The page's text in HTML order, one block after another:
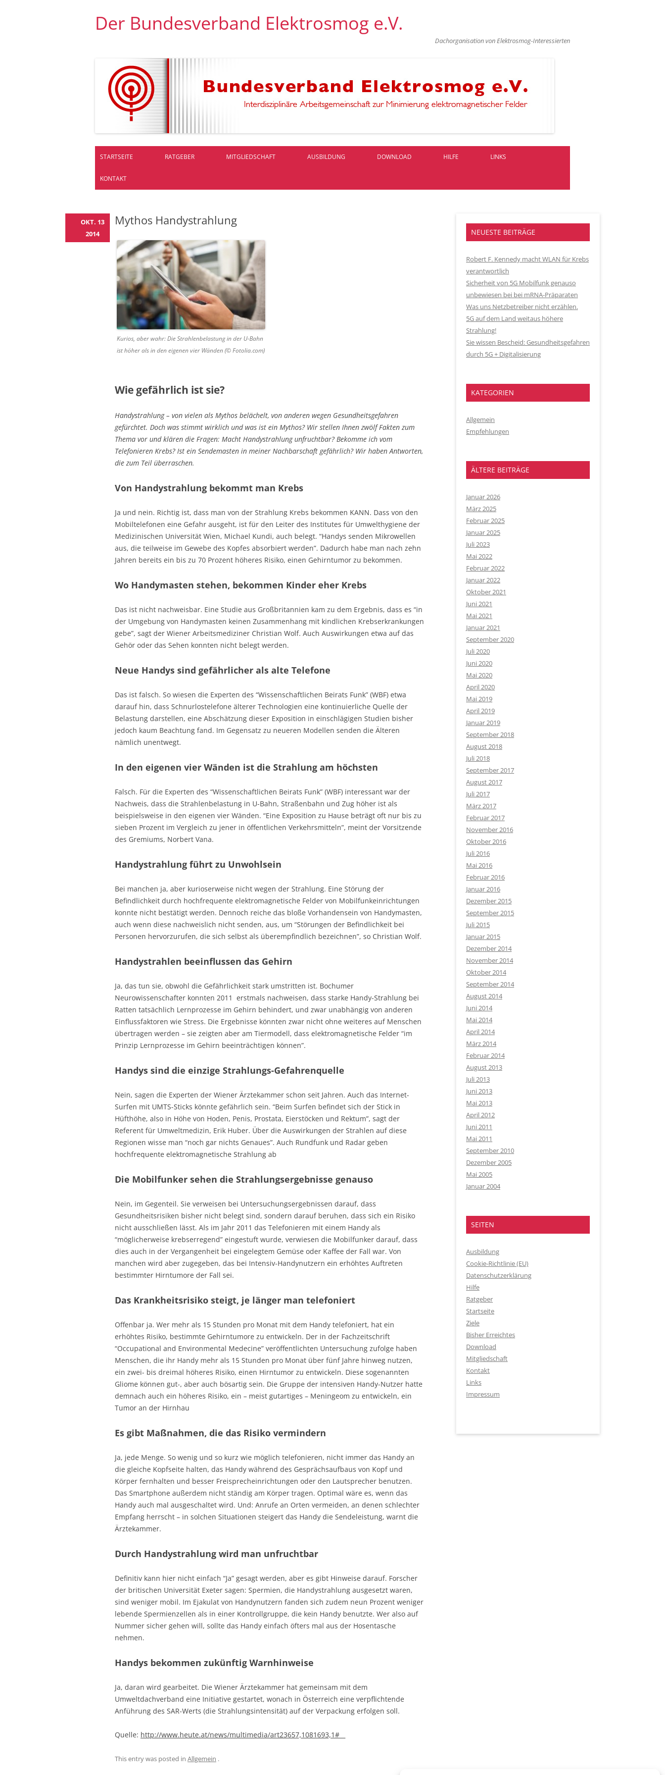
Der Bundesverband Elektrosmog e.V.
Dachorganisation von Elektrosmog-Interessierten
Skip
to
STARTSEITE RATGEBER MITGLIEDSCHAFT AUSBILDUNG DOWNLOAD HILFE LINKS
KONTAKT
Mythos Handystrahlung
Kurios, aber wahr: Die Strahlenbelastung in der U-Bahn
ist höher als in den eigenen vier Wänden (© Fotolia.com)
Wie gefährlich ist sie?
Handystrahlung – von vielen als Mythos belächelt, von anderen wegen Gesundheitsgefahren
gefürchtet. Doch was stimmt wirklich und was ist ein Mythos? Wir stellen Ihnen zwölf Fakten zum
Thema vor und klären die Fragen: Macht Handystrahlung unfruchtbar? Bekomme ich vom
Telefonieren Krebs? Ist ein Sendemasten in meiner Nachbarschaft gefährlich? Wir haben Antworten,
die zum Teil überraschen.
Von Handystrahlung bekommt man Krebs
Ja und nein. Richtig ist, dass man von der Strahlung Krebs bekommen KANN. Dass von den
Mobiltelefonen eine Gefahr ausgeht, ist für den Leiter des Institutes für Umwelthygiene der
Medizinischen Universität Wien, Michael Kundi, auch belegt. “Handys senden Mikrowellen
aus, die teilweise im Gewebe des Kopfes absorbiert werden”. Dadurch habe man nach zehn
Jahren bereits ein bis zu 70 Prozent höheres Risiko, einen Gehirntumor zu bekommen.
Wo Handymasten stehen, bekommen Kinder eher Krebs
Das ist nicht nachweisbar. Eine Studie aus Großbritannien kam zu dem Ergebnis, dass es “in
der Umgebung von Handymasten keinen Zusammenhang mit kindlichen Krebserkrankungen
gebe”, sagt der Wiener Arbeitsmediziner Christian Wolf. Auch Auswirkungen etwa auf das
Gehör oder das Sehen konnten nicht belegt werden.
Neue Handys sind gefährlicher als alte Telefone
Das ist falsch. So wiesen die Experten des “Wissenschaftlichen Beirats Funk” (WBF) etwa
darauf hin, dass Schnurlostelefone älterer Technologien eine kontinuierliche Quelle der
Belastung darstellen, eine Abschätzung dieser Exposition in einschlägigen Studien bisher
jedoch kaum Beachtung fand. Im Gegensatz zu neueren Modellen senden die Älteren
nämlich unentwegt.
In den eigenen vier Wänden ist die Strahlung am höchsten
Falsch. Für die Experten des “Wissenschaftlichen Beirats Funk” (WBF) interessant war der
Nachweis, dass die Strahlenbelastung in U-Bahn, Straßenbahn und Zug höher ist als
beispielsweise in den eigenen vier Wänden. “Eine Exposition zu Hause beträgt oft nur bis zu
sieben Prozent im Vergleich zu jener in öffentlichen Verkehrsmitteln”, meint der Vorsitzende
des Gremiums, Norbert Vana.
Handystrahlung führt zu Unwohlsein
Bei manchen ja, aber kurioserweise nicht wegen der Strahlung. Eine Störung der
Befindlichkeit durch hochfrequente elektromagnetische Felder von Mobilfunkeinrichtungen
konnte nicht bestätigt werden. Dennoch reiche das bloße Vorhandensein von Handymasten,
auch wenn diese nachweislich nicht senden, aus, um “Störungen der Befindlichkeit bei
Personen hervorzurufen, die sich selbst als überempfindlich bezeichnen”, so Christian Wolf.
Handystrahlen beeinflussen das Gehirn
Ja, das tun sie, obwohl die Gefährlichkeit stark umstritten ist. Bochumer
Neurowissenschafter konnten 2011 erstmals nachweisen, dass starke Handy-Strahlung bei
Ratten tatsächlich Lernprozesse im Gehirn behindert, und zwar unabhängig von anderen
Einflussfaktoren wie Stress. Die Ergebnisse könnten zwar nicht ohne weiteres auf Menschen
übertragen werden – sie zeigten aber am Tiermodell, dass elektromagnetische Felder “im
Prinzip Lernprozesse im Gehirn beeinträchtigen können”.
Handys sind die einzige Strahlungs-Gefahrenquelle
Nein, sagen die Experten der Wiener Ärztekammer schon seit Jahren. Auch das Internet-
Surfen mit UMTS-Sticks könnte gefährlich sein. “Beim Surfen befindet sich der Stick in
Hüfthöhe, also in Höhe von Hoden, Penis, Prostata, Eierstöcken und Rektum”, sagt der
Referent für Umweltmedizin, Erik Huber. Über die Auswirkungen der Strahlen auf diese
Regionen wisse man “noch gar nichts Genaues”. Auch Rundfunk und Radar geben
hochfrequente elektromagnetische Strahlung ab
Die Mobilfunker sehen die Strahlungsergebnisse genauso
Nein, im Gegenteil. Sie verweisen bei Untersuchungsergebnissen darauf, dass
Gesundheitsrisiken bisher nicht belegt sind, sondern darauf beruhen, dass sich ein Risiko
nicht ausschließen lässt. Als im Jahr 2011 das Telefonieren mit einem Handy als
“möglicherweise krebserregend” eingestuft wurde, verwiesen die Mobilfunker darauf, dass
dies auch in der Vergangenheit bei eingelegtem Gemüse oder Kaffee der Fall war. Von
manchen wird aber zugegeben, das bei Intensiv-Handynutzern ein erhöhtes Auftreten
bestimmter Hirntumore der Fall sei.
Das Krankheitsrisiko steigt, je länger man telefoniert
Offenbar ja. Wer mehr als 15 Stunden pro Monat mit dem Handy telefoniert, hat ein
erhöhtes Risiko, bestimmte Gehirntumore zu entwickeln. Der in der Fachzeitschrift
“Occupational and Environmental Medecine” veröffentlichten Untersuchung zufolge haben
Menschen, die ihr Handy mehr als 15 Stunden pro Monat über fünf Jahre hinweg nutzen,
ein zwei- bis dreimal höheres Risiko, einen Hirntumor zu entwickeln. Diese sogenannten
Gliome können gut-, aber auch bösartig sein. Die Gruppe der intensiven Handy-Nutzer hatte
demnach auch ein höheres Risiko, ein – meist gutartiges – Meningeom zu entwickeln, ein
Tumor an der Hirnhau
Es gibt Maßnahmen, die das Risiko vermindern
Ja, jede Menge. So wenig und so kurz wie möglich telefonieren, nicht immer das Handy an
die gleiche Kopfseite halten, das Handy während des Gesprächsaufbaus von Kopf und
Körper fernhalten und besser Freisprecheinrichtungen oder den Lautsprecher benutzen.
Das Smartphone außerdem nicht ständig am Körper tragen. Optimal wäre es, wenn das
Handy auch mal ausgeschaltet wird. Und: Anrufe an Orten vermeiden, an denen schlechter
Empfang herrscht – in solchen Situationen steigert das Handy die Sendeleistung, warnt die
Ärztekammer.
Durch Handystrahlung wird man unfruchtbar
Definitiv kann hier nicht einfach “Ja” gesagt werden, aber es gibt Hinweise darauf. Forscher
der britischen Universität Exeter sagen: Spermien, die Handystrahlung ausgesetzt waren,
sind weniger mobil. Im Ejakulat von Handynutzern fanden sich zudem neun Prozent weniger
lebende Spermienzellen als in einer Kontrollgruppe, die kein Handy benutzte. Wer also auf
Nummer sicher gehen will, sollte das Handy einfach öfters mal aus der Hosentasche
nehmen.
Handys bekommen zukünftig Warnhinweise
Ja, daran wird gearbeitet. Die Wiener Ärztekammer hat gemeinsam mit dem
Umweltdachverband eine Initiative gestartet, wonach in Österreich eine verpflichtende
Anführung des SAR-Werts (die Strahlungsintensität) auf der Verpackung erfolgen soll.
Quelle: http://www.heute.at/news/multimedia/art23657,1081693,1#__
This entry was posted in Allgemein .
OKT. 13
2014
NEUESTE BEITRÄGE
Robert F. Kennedy macht WLAN für Krebs
verantwortlich
Sicherheit von 5G Mobilfunk genauso
unbewiesen bei bei mRNA-Präparaten
Was uns Netzbetreiber nicht erzählen.
5G auf dem Land weitaus höhere
Strahlung!
Sie wissen Bescheid: Gesundheitsgefahren
durch 5G + Digitalisierung
KATEGORIEN
Allgemein
Empfehlungen
ÄLTERE BEITRÄGE
Januar 2026
März 2025
Februar 2025
Januar 2025
Juli 2023
Mai 2022
Februar 2022
Januar 2022
Oktober 2021
Juni 2021
Mai 2021
Januar 2021
September 2020
Juli 2020
Juni 2020
Mai 2020
April 2020
Mai 2019
April 2019
Januar 2019
September 2018
August 2018
Juli 2018
September 2017
August 2017
Juli 2017
März 2017
Februar 2017
November 2016
Oktober 2016
Juli 2016
Mai 2016
Februar 2016
Januar 2016
Dezember 2015
September 2015
Juli 2015
Januar 2015
Dezember 2014
November 2014
Oktober 2014
September 2014
August 2014
Juni 2014
Mai 2014
April 2014
März 2014
Februar 2014
August 2013
Juli 2013
Juni 2013
Mai 2013
April 2012
Juni 2011
Mai 2011
September 2010
Dezember 2005
Mai 2005
Januar 2004
SEITEN
Ausbildung
Cookie-Richtlinie (EU)
Datenschutzerklärung
Hilfe
Ratgeber
Startseite
Ziele
Bisher Erreichtes
Download
Mitgliedschaft
Kontakt
Links
Impressum